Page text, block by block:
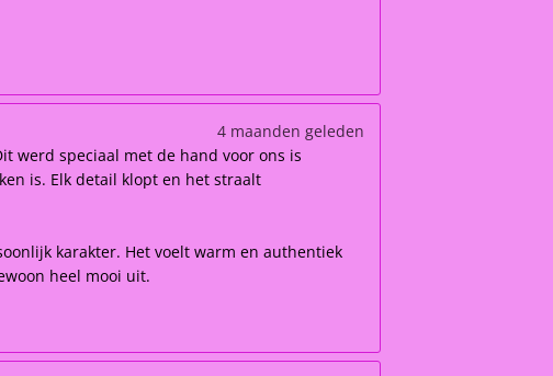
4 maanden geleden
werd speciaal met de hand voor ons is
is. Elk detail klopt en het straalt
karakter. Het voelt warm en authentiek
heel mooi uit.